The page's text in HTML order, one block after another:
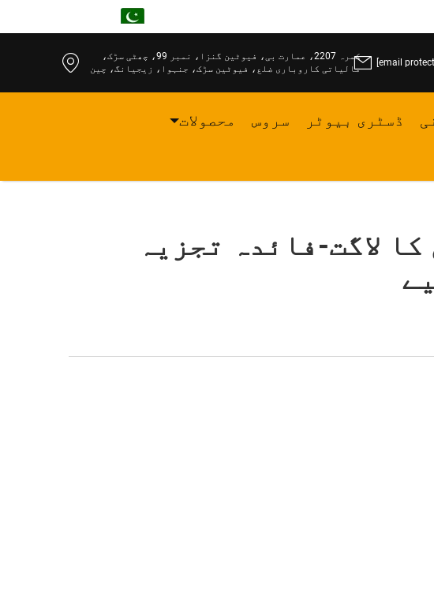
کمرہ 2207، عمارت بی، فیوٹین گنزا، نمبر 99، چھٹی سڑک،
مالیاتی کاروباری ضلع، فیوٹین سڑک، جنہوا، زیجیانگ، چین
محصولات سروس ڈسٹری بیوٹر
لاگت-فائدہ تجزیہ